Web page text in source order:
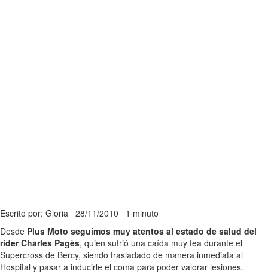
Escrito por: Gloria 28/11/2010 1 minuto
Desde Plus Moto seguimos muy atentos al estado de salud del
rider Charles Pagès, quien sufrió una caída muy fea durante el
Supercross de Bercy, siendo trasladado de manera inmediata al
Hospital y pasar a inducirle el coma para poder valorar lesiones.